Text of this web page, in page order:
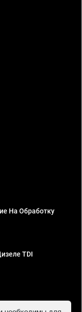
На Обработку
TDI